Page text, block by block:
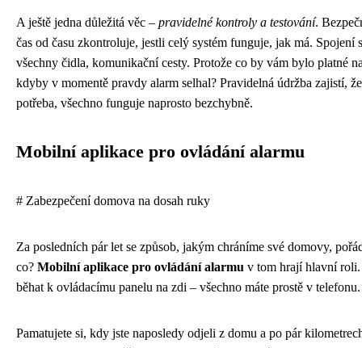
A ještě jedna důležitá věc – pravidelné kontroly a testování.
čas od času zkontroluje, jestli celý systém funguje, jak má. Spojení
všechny čidla, komunikační cesty. Protože co by vám bylo platné
kdyby v momentě pravdy alarm selhal? Pravidelná údržba zajistí,
potřeba, všechno funguje naprosto bezchybně.
Mobilní aplikace pro ovládání alarmu
# Zabezpečení domova na dosah ruky
Za posledních pár let se způsob, jakým chráníme své domovy,
co? Mobilní aplikace pro ovládání alarmu v tom hrají hlavní
běhat k ovládacímu panelu na zdi – všechno máte prostě v telefonu.
Pamatujete si, kdy jste naposledy odjeli z domu a po pár